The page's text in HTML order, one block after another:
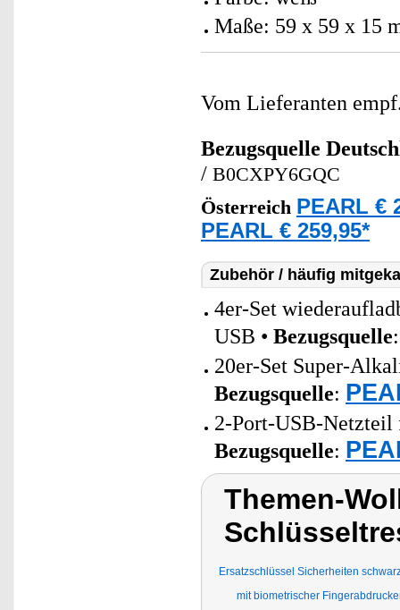
Maße: 59 x 59 x 15
Vom Lieferanten
Bezugsquelle
/ B0CXPY6GQC
Österreich PEARL €
PEARL € 259,95*
Zubehör / häufig
4er-Set
USB • Bezugsquelle
20er-Set Super-
Bezugsquelle:
2-Port-USB-Netzteil
Bezugsquelle:
Themen-
Ersatzschlüssel Sicherheiten
mit biometrischer